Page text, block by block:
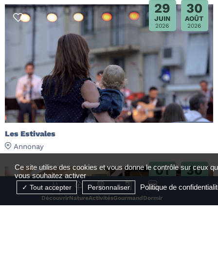
DécouvrirNatureActivitésGourmand Dormir
29
JUIN
2026
30
AOÛT
2026
Les Estivales
Annonay
01
JUIL
2026
30
2026
Ce site utilise des cookies et vous donne le contrôle sur ceux
vous souhaitez activer
Tout accepter Personnaliser Politique de